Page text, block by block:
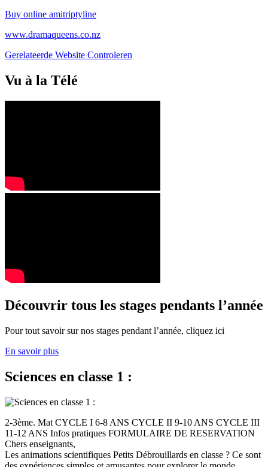
Buy online amitriptyline
www.dramaqueens.co.nz
Gerelateerde Website Controleren
Vu à la Télé
Découvrir tous les stages pendants l’année
Pour tout savoir sur nos stages pendant l’année, cliquez ici
En savoir plus
Sciences en classe 1 :
2-3ème. Mat CYCLE I 6-8 ANS CYCLE II 9-10 ANS CYCLE III
11-12 ANS Infos pratiques FORMULAIRE DE RESERVATION
Chers enseignants,
Les animations scientifiques Petits Débrouillards en classe ? Ce sont